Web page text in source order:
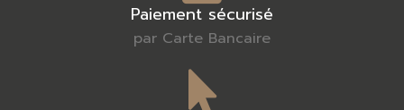
Paiement sécurisé
par Carte Bancaire